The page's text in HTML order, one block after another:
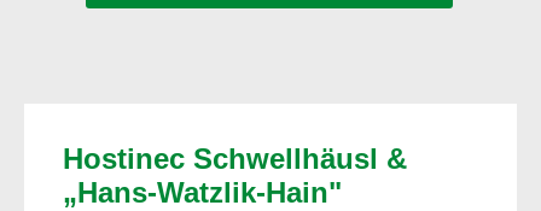
Hostinec Schwellhäusl &
„Hans-Watzlik-Hain"